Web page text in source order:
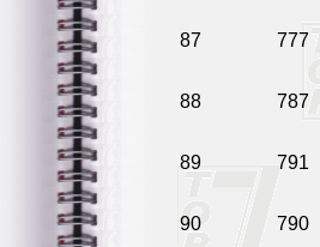
87 777
88 787
89 791
90 790